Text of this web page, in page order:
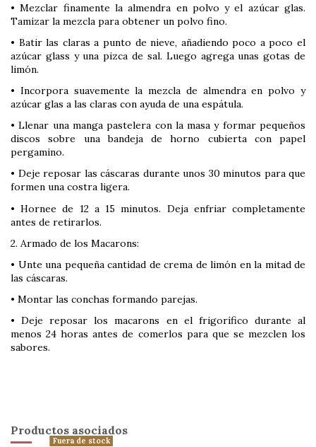
• Mezclar finamente la almendra en polvo y el azúcar glas.
Tamizar la mezcla para obtener un polvo fino.
• Batir las claras a punto de nieve, añadiendo poco a poco el
azúcar glass y una pizca de sal. Luego agrega unas gotas de
limón.
• Incorpora suavemente la mezcla de almendra en polvo y
azúcar glas a las claras con ayuda de una espátula.
• Llenar una manga pastelera con la masa y formar pequeños
discos sobre una bandeja de horno cubierta con papel
pergamino.
• Deje reposar las cáscaras durante unos 30 minutos para que
formen una costra ligera.
• Hornee de 12 a 15 minutos. Deja enfriar completamente
antes de retirarlos.
2. Armado de los Macarons:
• Unte una pequeña cantidad de crema de limón en la mitad de
las cáscaras.
• Montar las conchas formando parejas.
• Deje reposar los macarons en el frigorífico durante al
menos 24 horas antes de comerlos para que se mezclen los
sabores.
Productos asociados
Fuera de stock